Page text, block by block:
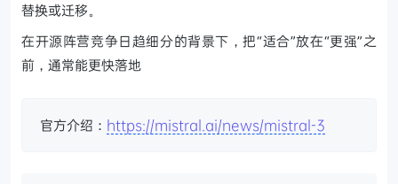
替换或迁移。
在开源阵营竞争日趋细分的背景下，把“适合”放在“更强”之
前，通常能更快落地
官方介绍： https://mistral.ai/news/mistral-3